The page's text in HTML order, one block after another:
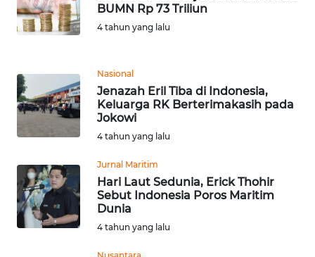
BUMN Rp 73 Triliun
4 tahun yang lalu
Nasional
Jenazah Eril Tiba di Indonesia,
Keluarga RK Berterimakasih pada
Jokowi
4 tahun yang lalu
Jurnal Maritim
Hari Laut Sedunia, Erick Thohir
Sebut Indonesia Poros Maritim
Dunia
4 tahun yang lalu
WN
NTT
KEPRI
WN
PAPUA
PAPUA
BARAT
WN